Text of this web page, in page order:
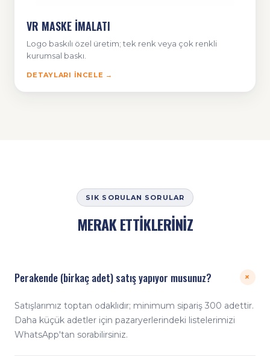
VR MASKE İMALATI
Logo baskılı özel üretim; tek renk veya çok renkli
kurumsal baskı.
DETAYLARI İNCELE →
SIK SORULAN SORULAR
MERAK ETTİKLERİNİZ
Perakende (birkaç adet) satış yapıyor musunuz? +
Satışlarımız toptan odaklıdır; minimum sipariş 300 adettir.
Daha küçük adetler için pazaryerlerindeki listelerimizi
WhatsApp'tan sorabilirsiniz.